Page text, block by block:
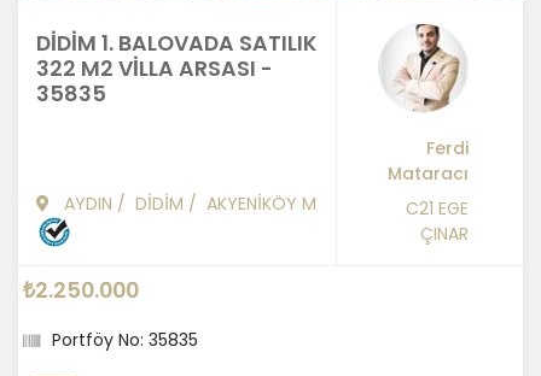
DİDİM 1. BALOVADA SATILIK
322 M2 VİLLA ARSASI -
35835
AYDIN / DİDİM / AKYENİKÖY M
Ferdi
Mataracı
C21 EGE
ÇINAR
₺2.250.000
Portföy No: 35835